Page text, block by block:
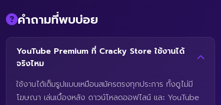
คำถามที่พบบ่อย
YouTube Premium ที่ Cracky Store ใช้งานได้
จริงไหม
ใช้งานได้เต็มรูปแบบเหมือนสมัครตรงทุกประการ ทั้งดูไม่มี
โฆษณา เล่นเบื้องหลัง ดาวน์โหลดออฟไลน์ และ YouTube